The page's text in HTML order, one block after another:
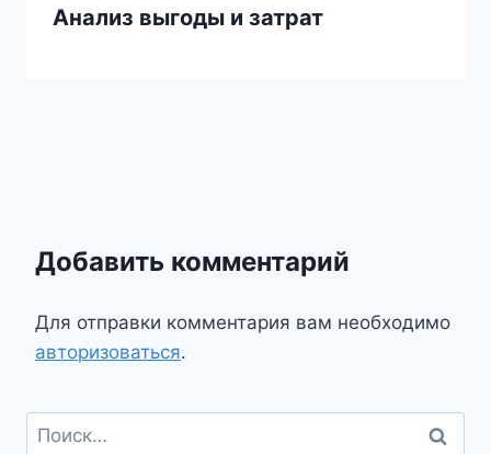
Анализ выгоды и затрат
Добавить комментарий
Для отправки комментария вам необходимо
авторизоваться.
Найти: